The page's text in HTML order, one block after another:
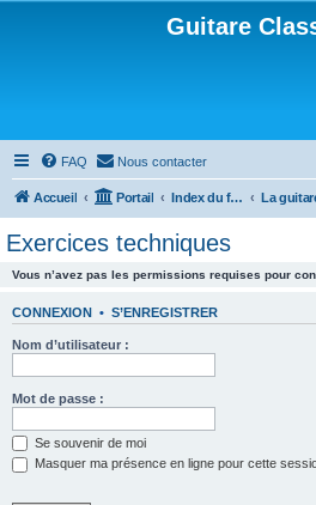
Guitare
FAQ Nous contacter
Accueil Portail Index du forum
Exercices techniques
Vous n’avez pas les permissions requises pour
CONNEXION • S’ENREGISTRER
Nom d’utilisateur :
Mot de passe :
Se souvenir de moi
Masquer ma présence en ligne pour cette